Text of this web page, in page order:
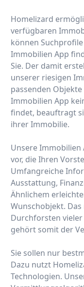
Homelizard
verfügbaren
können
Immobilien App
Sie. Der damit
unserer riesigen
passenden
Immobilien App
findet, beauftragt
ihrer Immobilie.
Unsere
vor, die Ihren
Umfangreiche
Ausstattung,
Ähnlichem
Wunschobjekt.
Durchforsten
gehört somit der
Sie sollen nur
Dazu nutzt
Technologien.